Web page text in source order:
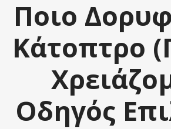
Ποιο
Κάτοπτρο
Οδηγός